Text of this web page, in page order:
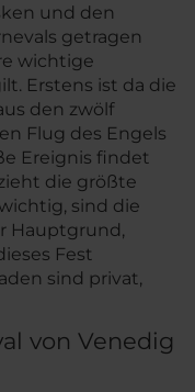
und den
getragen
wichtige
Erstens ist da die
den zwölf
Flug des Engels
Ereignis findet
die größte
sind die
Hauptgrund,
Fest
sind privat,
von Venedig